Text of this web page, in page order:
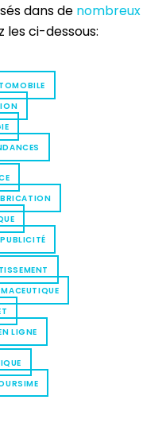
dans de nombreux
les ci-dessous:
LIGNE